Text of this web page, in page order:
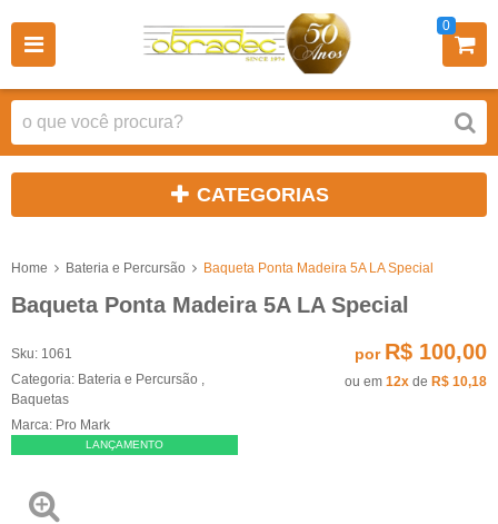
0
CATEGORIAS
Home Bateria e Percursão Baqueta Ponta Madeira 5A LA Special
Baqueta Ponta Madeira 5A LA Special
Sku: 1061
Categoria: Bateria e Percursão
Baquetas
Marca: Pro Mark
LANÇAMENTO
por R$ 100,00
ou em 12x de R$ 10,18